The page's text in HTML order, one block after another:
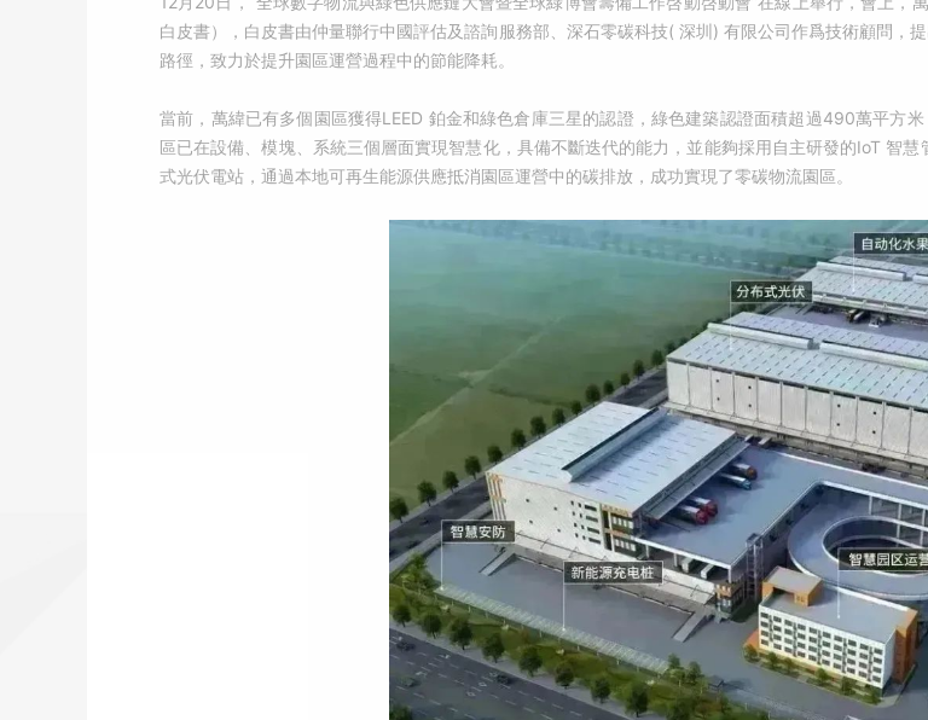
白皮書），白皮書由仲量聯行中國評估及諮詢服務部、深石零碳科技( 深圳) 有限公司作爲技術顧問，
路徑，致力於提升園區運營過程中的節能降耗。
當前，萬緯已有多個園區獲得LEED 鉑金和綠色倉庫三星的認證，綠色建築認證面積超過490萬平方
區已在設備、模塊、系統三個層面實現智慧化，具備不斷迭代的能力，並能夠採用自主研發的IoT 智
式光伏電站，通過本地可再生能源供應抵消園區運營中的碳排放，成功實現了零碳物流園區。